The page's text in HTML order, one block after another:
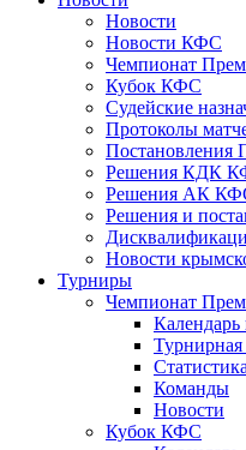
Новости
Новости КФС
Чемпионат
Кубок КФС
Судейские
Протоколы
Постановления
Решения КДК
Решения АК
Решения и
Новости
Турниры
Чемпионат
Календарь
Турнирная
Статистика
Команды
Новости
Кубок КФС